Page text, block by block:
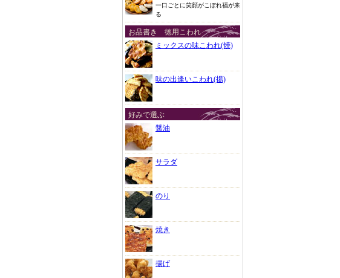
一口ごとに笑顔がこぼれ福が来
る
お品書き 徳用こわれ
ミックスの味こわれ(焼)
味の出逢いこわれ(揚)
好みで選ぶ
醤油
サラダ
のり
焼き
揚げ